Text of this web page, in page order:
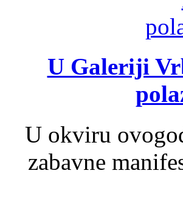
U Galeriji
U okviru
zabavne